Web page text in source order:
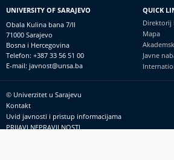
UNIVERSITY OF SARAJEVO
Obala Kulina bana 7/II
71000 Sarajevo
Bosna i Hercegovina
Telefon: +387 33 56 51 00
E-mail: javnost@unsa.ba
QUICK
Direktorij
Mapa
Javne
Footer
meni
© Univerzitet u Sarajevu
Kontakt
Uvid javnosti i pristup informacijama
PRIJAVI NEPRAVILNOSTI